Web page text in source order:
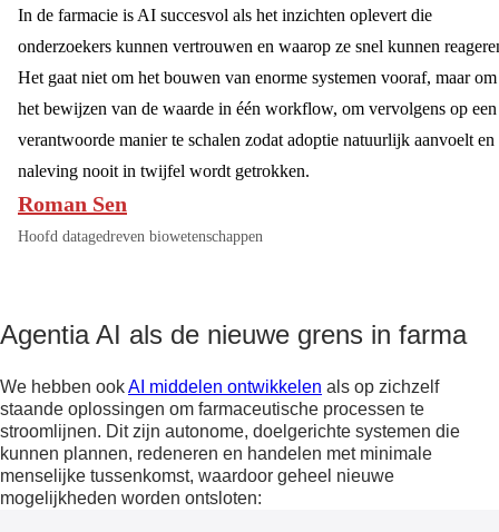
In de farmacie is AI succesvol als het inzichten oplevert die
onderzoekers kunnen vertrouwen en waarop ze snel kunnen
Het gaat niet om het bouwen van enorme systemen vooraf, maar om
het bewijzen van de waarde in één workflow, om vervolgens op een
verantwoorde manier te schalen zodat adoptie natuurlijk aanvoelt en
naleving nooit in twijfel wordt getrokken.
Roman Sen
Hoofd datagedreven biowetenschappen
Agentia AI als de nieuwe grens in farma
We hebben ookAI middelen ontwikkelen als op zichzelf
staande oplossingen om farmaceutische processen te
stroomlijnen. Dit zijn autonome, doelgerichte systemen die
kunnen plannen, redeneren en handelen met minimale
menselijke tussenkomst, waardoor geheel nieuwe
mogelijkheden worden ontsloten: